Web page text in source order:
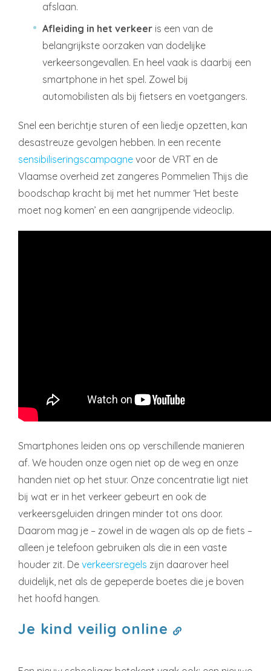
afslaan.
Afleiding in het verkeer is een van de
belangrijkste oorzaken van dodelijke
verkeersongevallen. En heel vaak is daarbij een
smartphone in het spel. Zowel bij
automobilisten als bij fietsers en voetgangers.
Snel een berichtje sturen of een liedje opzetten, kan
desastreuze gevolgen hebben. In een recente
sensibiliseringscampagne voor de VRT en de
Vlaamse overheid zet zangeres Pommelien Thijs die
boodschap kracht bij met het nummer ‘Het beste
moet nog komen’ en een aangrijpende videoclip.
Smartphones leiden ons op verschillende manieren
af. We houden onze ogen niet op de weg en onze
handen niet op het stuur. Onze concentratie ligt niet
bij wat er in het verkeer gebeurt en ook de
verkeersgeluiden dringen minder tot ons door.
Daarom mag je – zowel in de wagen als op de fiets –
alleen je telefoon gebruiken als die in een vaste
houder zit. De verkeersregels zijn daarover heel
duidelijk, net als de gepeperde boetes die je boven
het hoofd hangen.
Je kind veilig online